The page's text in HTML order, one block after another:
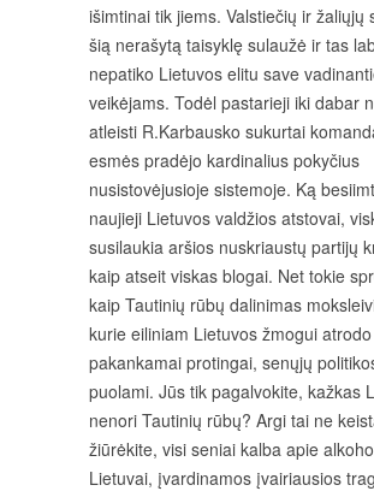
išimtinai tik jiems. Valstiečių ir žaliųjų
šią nerašytą taisyklę sulaužė ir tas
nepatiko Lietuvos elitu save
veikėjams. Todėl pastarieji iki dabar
atleisti R.Karbausko sukurtai
esmės pradėjo kardinalius pokyčius
nusistovėjusioje sistemoje. Ką
naujieji Lietuvos valdžios atstovai,
susilaukia aršios nuskriaustų partijų
kaip atseit viskas blogai. Net tokie
kaip Tautinių rūbų dalinimas
kurie eiliniam Lietuvos žmogui atrodo
pakankamai protingai, senųjų
puolami. Jūs tik pagalvokite, kažkas
nenori Tautinių rūbų? Argi tai ne
žiūrėkite, visi seniai kalba apie
Lietuvai, įvardinamos įvairiausios